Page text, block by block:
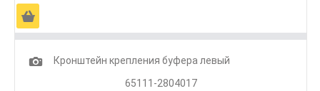
Ä
1
Кронштейн крепления буфера левый
65111-2804017